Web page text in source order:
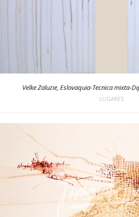
Velke Zaluzie, Eslovaquia-Tecnica mixta-
LUGARES